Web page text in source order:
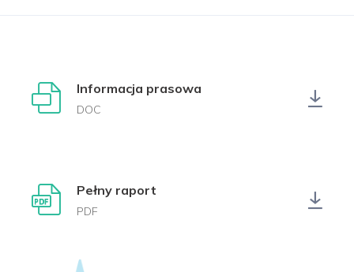
Informacja prasowa
DOC
Pełny raport
PDF